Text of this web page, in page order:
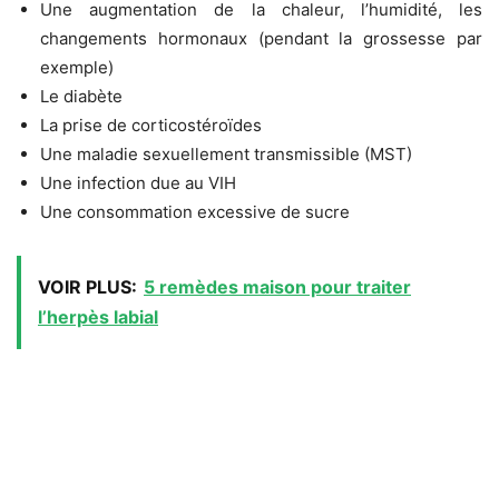
Une augmentation de la chaleur, l’humidité, les
changements hormonaux (pendant la grossesse par
exemple)
Le diabète
La prise de corticostéroïdes
Une maladie sexuellement transmissible (MST)
Une infection due au VIH
Une consommation excessive de sucre
VOIR PLUS: 5 remèdes maison pour traiter
l’herpès labial